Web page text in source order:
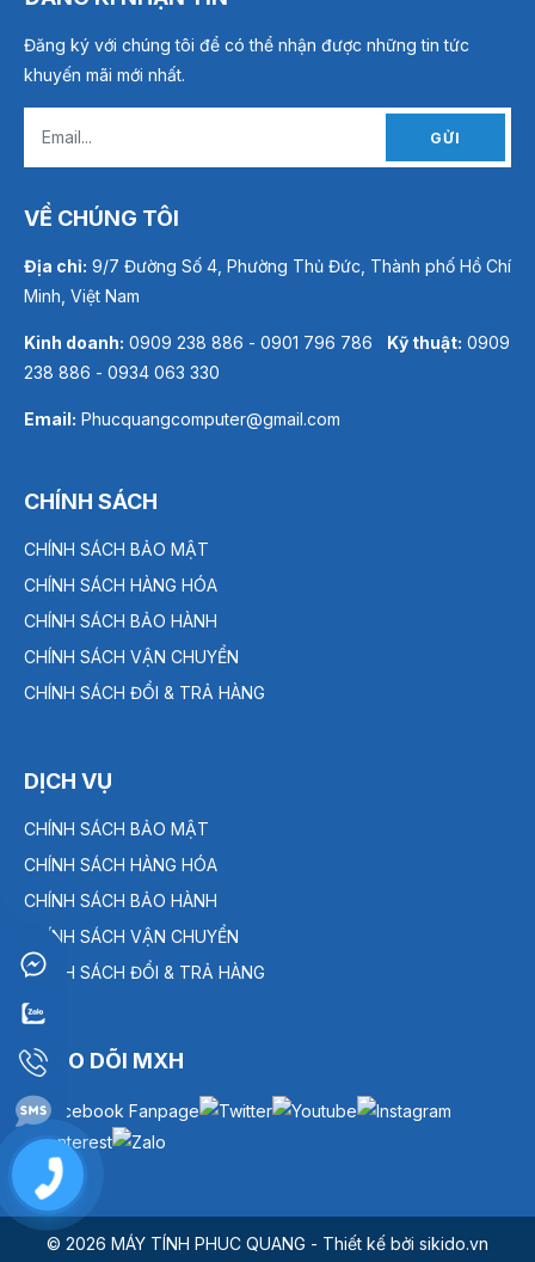
Đăng ký với chúng tôi để có thể nhận được những tin tức
khuyến mãi mới nhất.
GỬI
VỀ CHÚNG TÔI
Địa chỉ: 9/7 Đường Số 4, Phường Thủ Đức, Thành phố Hồ Chí
Minh, Việt Nam
Kinh doanh: 0909 238 886 - 0901 796 786 Kỹ thuật: 0909
238 886 - 0934 063 330
Email: Phucquangcomputer@gmail.com
CHÍNH SÁCH
CHÍNH SÁCH BẢO MẬT
CHÍNH SÁCH HÀNG HÓA
CHÍNH SÁCH BẢO HÀNH
CHÍNH SÁCH VẬN CHUYỂN
CHÍNH SÁCH ĐỔI & TRẢ HÀNG
DỊCH VỤ
CHÍNH SÁCH BẢO MẬT
CHÍNH SÁCH HÀNG HÓA
CHÍNH SÁCH BẢO HÀNH
CHÍNH SÁCH VẬN CHUYỂN
CHÍNH SÁCH ĐỔI & TRẢ HÀNG
THEO DÕI MXH
© 2026 MÁY TÍNH PHUC QUANG - Thiết kế bởi sikido.vn
0909
238